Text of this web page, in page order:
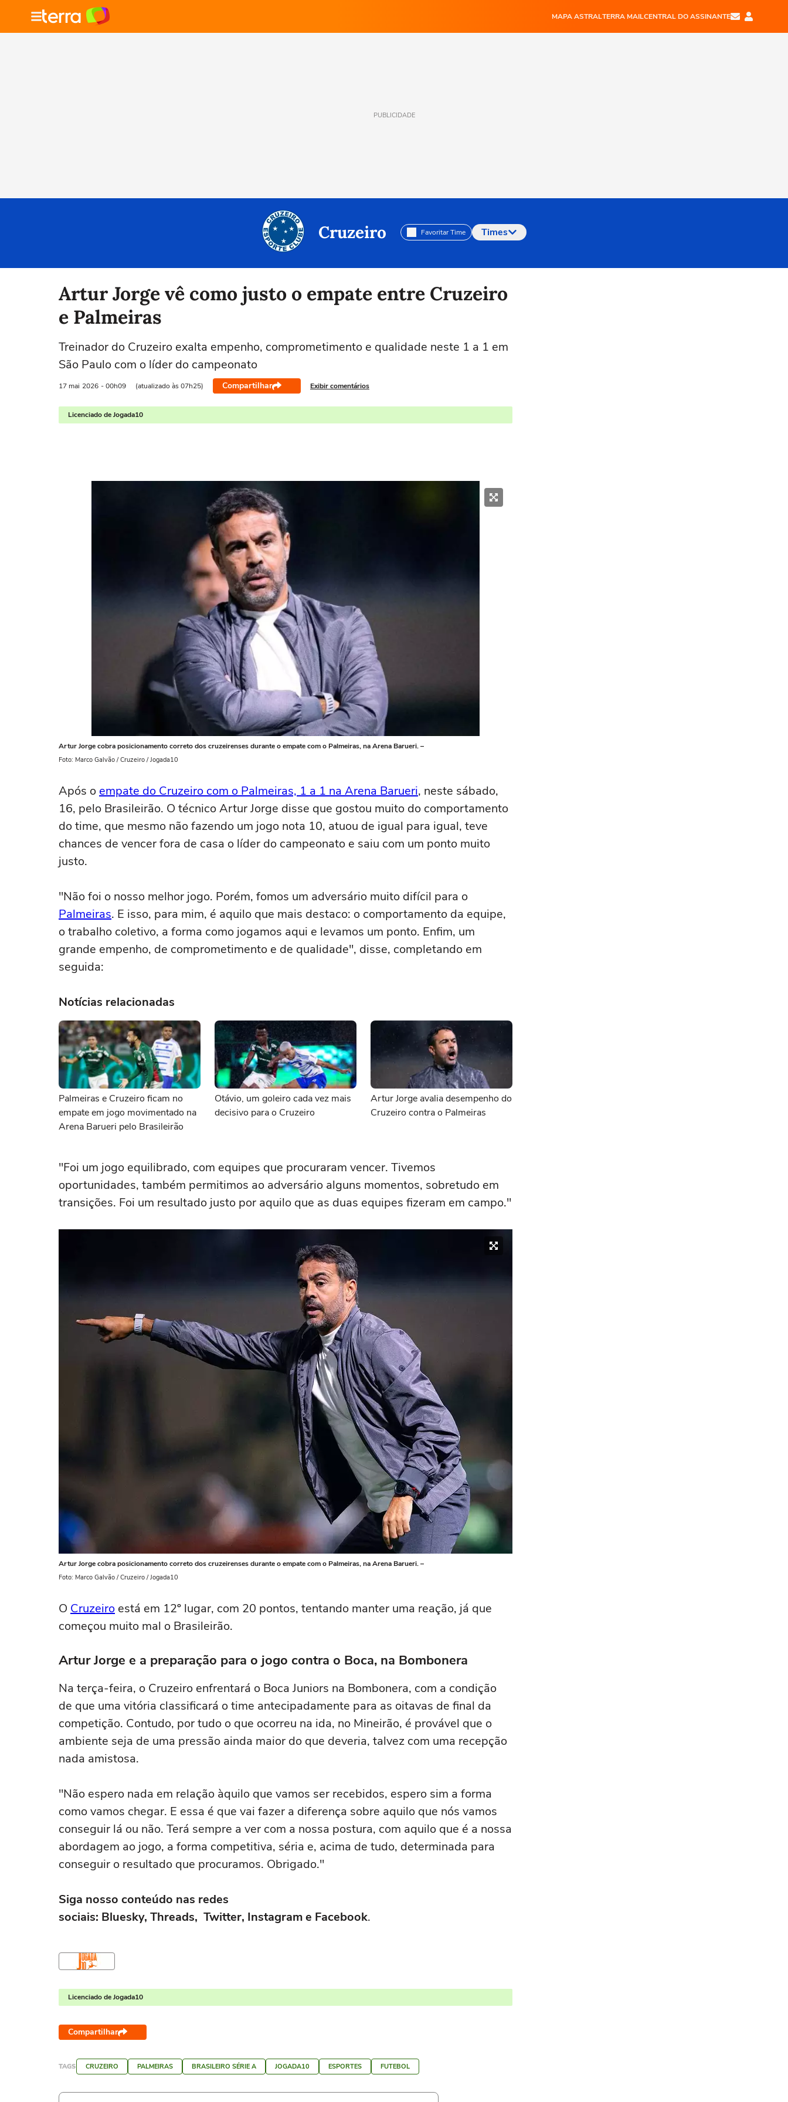
MAPA ASTRALTERRA MAILCENTRAL DO ASSINANTE
PUBLICIDADE
Cruzeiro Favoritar Time Times
Selecione o time para ver as notícias
Artur Jorge vê como justo o empate entre Cruzeiro
e Palmeiras
Treinador do Cruzeiro exalta empenho, comprometimento e qualidade neste 1 a 1 em
São Paulo com o líder do campeonato
17 mai 2026 - 00h09 (atualizado às 07h25) Compartilhar Exibir comentários
Licenciado de Jogada10
Artur Jorge cobra posicionamento correto dos cruzeirenses durante o empate com o Palmeiras, na Arena Barueri. –
Foto: Marco Galvão / Cruzeiro / Jogada10
Após o empate do Cruzeiro com o Palmeiras, 1 a 1 na Arena Barueri, neste sábado,
16, pelo Brasileirão. O técnico Artur Jorge disse que gostou muito do comportamento
do time, que mesmo não fazendo um jogo nota 10, atuou de igual para igual, teve
chances de vencer fora de casa o líder do campeonato e saiu com um ponto muito
justo.
"Não foi o nosso melhor jogo. Porém, fomos um adversário muito difícil para o
Palmeiras. E isso, para mim, é aquilo que mais destaco: o comportamento da equipe,
o trabalho coletivo, a forma como jogamos aqui e levamos um ponto. Enfim, um
grande empenho, de comprometimento e de qualidade", disse, completando em
seguida:
Notícias relacionadas
Palmeiras e Cruzeiro ficam no
empate em jogo movimentado na
Arena Barueri pelo Brasileirão
Otávio, um goleiro cada vez mais
decisivo para o Cruzeiro
Artur Jorge avalia desempenho do
Cruzeiro contra o Palmeiras
"Foi um jogo equilibrado, com equipes que procuraram vencer. Tivemos
oportunidades, também permitimos ao adversário alguns momentos, sobretudo em
transições. Foi um resultado justo por aquilo que as duas equipes fizeram em campo."
Artur Jorge cobra posicionamento correto dos cruzeirenses durante o empate com o Palmeiras, na Arena Barueri. –
Foto: Marco Galvão / Cruzeiro / Jogada10
O Cruzeiro está em 12º lugar, com 20 pontos, tentando manter uma reação, já que
começou muito mal o Brasileirão.
Artur Jorge e a preparação para o jogo contra o Boca, na Bombonera
Na terça-feira, o Cruzeiro enfrentará o Boca Juniors na Bombonera, com a condição
de que uma vitória classificará o time antecipadamente para as oitavas de final da
competição. Contudo, por tudo o que ocorreu na ida, no Mineirão, é provável que o
ambiente seja de uma pressão ainda maior do que deveria, talvez com uma recepção
nada amistosa.
"Não espero nada em relação àquilo que vamos ser recebidos, espero sim a forma
como vamos chegar. E essa é que vai fazer a diferença sobre aquilo que nós vamos
conseguir lá ou não. Terá sempre a ver com a nossa postura, com aquilo que é a nossa
abordagem ao jogo, a forma competitiva, séria e, acima de tudo, determinada para
conseguir o resultado que procuramos. Obrigado."
Siga nosso conteúdo nas redes
sociais: Bluesky, Threads, Twitter, Instagram e Facebook.
Licenciado de Jogada10
Compartilhar
TAGS CRUZEIRO PALMEIRAS BRASILEIRO SÉRIE A JOGADA10 ESPORTES FUTEBOL